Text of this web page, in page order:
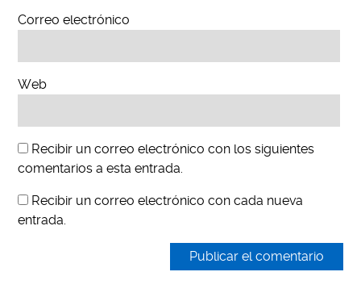
Correo electrónico
Web
Recibir un correo electrónico con los siguientes
comentarios a esta entrada.
Recibir un correo electrónico con cada nueva
entrada.